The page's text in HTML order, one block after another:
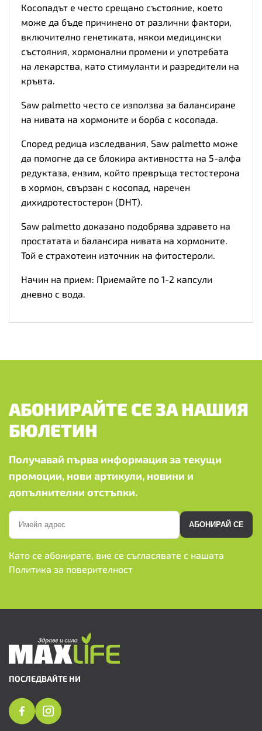
Косопадът е често срещано състояние, което
може да бъде причинено от различни фактори,
включително генетиката, някои медицински
състояния, хормонални промени и употребата
на лекарства, като стимуланти и разредители на
кръвта.
Saw palmetto често се използва за балансиране
на нивата на хормоните и борба с косопада.
Според редица изследвания, Saw palmetto може
да помогне да се блокира активността на 5-алфа
редуктаза, ензим, който превръща тестостерона
в хормон, свързан с косопад, наречен
дихидротестостерон (DHT).
Saw palmetto доказано подобрява здравето на
простатата и балансира нивата на хормоните.
Той е страхотеин източник на фитостероли.
Начин на прием: Приемайте по 1-2 капсули
дневно с вода.
АБОНИРАЙТЕ СЕ ЗА НАШИЯ
БЮЛЕТИН
Получавай първа информация за текущи
промоции, нови артикули, новини и
допълнителни отстъпки.
АБОНИРАЙ СЕ
Като се абонирате, вие се съгласявате с нашата
Политика за поверителност
ПОСЛЕДВАЙТЕ НИ